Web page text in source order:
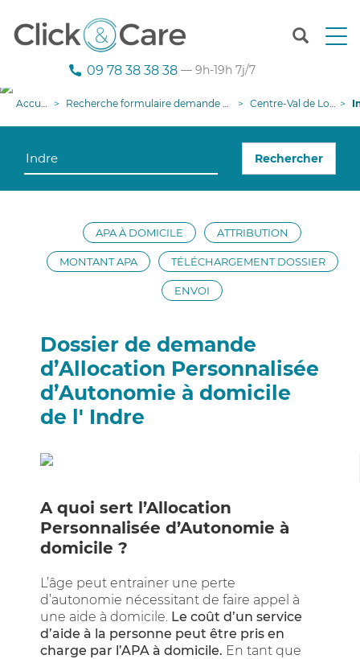
T
n
a
i
g
o
09 78 38 38 38 — 9h-19h 7j/7
Accueil Recherche formulaire demande APA Centre-Val de Loire
Rechercher
APA À DOMICILE ATTRIBUTION
MONTANT APA TÉLÉCHARGEMENT DOSSIER
ENVOI
Dossier de demande
d’Allocation Personnalisée
d’Autonomie à domicile
de l' Indre
A quoi sert l’Allocation
Personnalisée d’Autonomie à
domicile ?
L’âge peut entrainer une perte
d’autonomie nécessitant de faire appel à
une aide à domicile. Le coût d’un service
d’aide à la personne peut être pris en
charge par l’APA à domicile. En tant que